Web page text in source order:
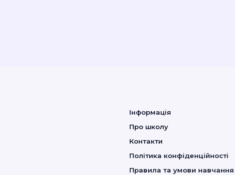
Інформація
Про школу
Контакти
Політика конфіденційності
Правила та умови навчання